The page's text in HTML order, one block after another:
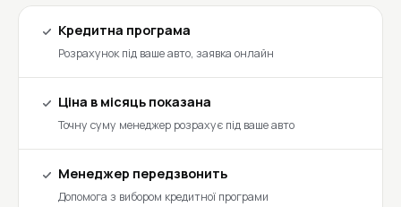
Кредитна програма
Розрахунок під ваше авто, заявка онлайн
Ціна в місяць показана
Точну суму менеджер розрахує під ваше авто
Менеджер передзвонить
Допомога з вибором кредитної програми